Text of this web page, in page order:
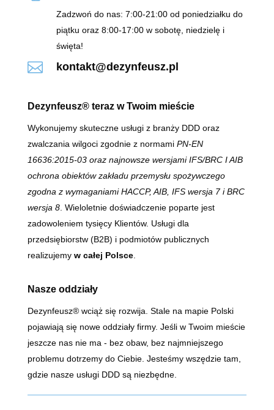
Zadzwoń do nas: 7:00-21:00 od poniedziałku do
piątku oraz 8:00-17:00 w sobotę, niedzielę i
święta!
 kontakt@dezynfeusz.pl
Dezynfeusz® teraz w Twoim mieście
Wykonujemy skuteczne usługi z branży DDD oraz
zwalczania wilgoci zgodnie z normami PN-EN
16636:2015-03 oraz najnowsze wersjami IFS/BRC I AIB
ochrona obiektów zakładu przemysłu spożywczego
zgodna z wymaganiami HACCP, AIB, IFS wersja 7 i BRC
wersja 8. Wieloletnie doświadczenie poparte jest
zadowoleniem tysięcy Klientów. Usługi dla
przedsiębiorstw (B2B) i podmiotów publicznych
realizujemy w całej Polsce.
Nasze oddziały
Dezynfeusz® wciąż się rozwija. Stale na mapie Polski
pojawiają się nowe oddziały firmy. Jeśli w Twoim mieście
jeszcze nas nie ma - bez obaw, bez najmniejszego
problemu dotrzemy do Ciebie. Jesteśmy wszędzie tam,
gdzie nasze usługi DDD są niezbędne.